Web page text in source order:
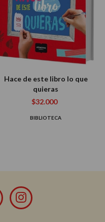
Hace de este libro lo que
quieras
$32.000
BIBLIOTECA